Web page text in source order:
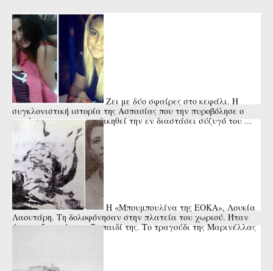
Ζει με δύο σφαίρες στο κεφάλι. Η
συγκλονιστική ιστορία της Ασπασίας που την πυροβόλησε ο
πατέρας της για να εκδικηθεί την εν διαστάσει σύζυγό του ...
Η «Μπουμπουλίνα της ΕΟΚΑ», Λουκία
Λαουτάρη. Τη δολοφόνησαν στην πλατεία του χωριού. Ήταν
έγκυος 5 μηνών στο 7ο παιδί της. Το τραγούδι της Μαρινέλλας